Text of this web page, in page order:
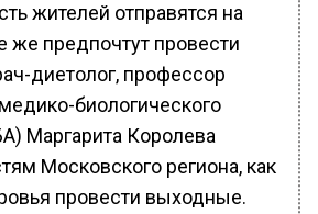
жителей отправятся на
же предпочтут провести
диетолог, профессор
биологического
Маргарита Королева
Московского региона, как
провести выходные.